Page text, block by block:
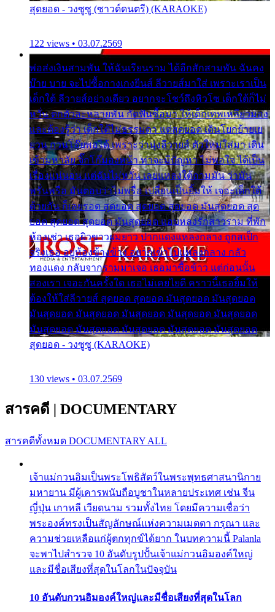
สุดยอด - วงซูซู (ซาวด์ดนตรี) (KARAOKE)
122 views • 03.07.2569
พ่อส่งเงินสามพัน ให้ฉันเรียนราม ได้อีกสักสามพัน ฉันคง
บ๊าย บาย จะไปซื้อกางเกงยีนส์ ลีวายส์มาใส่ เพราะเราเป็น
เด็กใต้ ลีวายส์อย่างเดียว อยากจะโชว์ถึงหิวโซ เด็กใต้ก็ไม่
หวั่น ตกตัวละหลายพัน กัดฟันซื้อมา ให้เด็กเทพเหลียวมอง
และต้องรู้ว่า เด็กใต้ไม่ธรรมดา แต่สุดยอด เดินโยกย้ายเย
ยวน กวนโอ๊ยพอได้ เพราะว่านุ่งลีวายส์ ตัวใหม่ใส่มา เดิน
เข้ามหาลัย จิ๊กโก๊มองหน้า ท่าจะมีปัญหา ไม่พอใจ ได้เป็น
เรื่องแน่นอน แต่ฉันไม่หวั่น เลยแหลงใต้ถามมัน ว่ามัน
พรั่นพรือ มันตอบว่าไม่พรื่อ เปลี่ยนเป็นยิ้มให้ เจอะเด็กใต้
ด้วยกัน ก็เลยรอด สุดยอด สุดยอด สุดยอด มันสุดยอด สุด
ยอด สุดยอด สุดยอด มันสุดยอด แอบหลงรักสาวราม ที่พัก
ห้องเช่า เธอผิวขาวผมยาว ปากแดงแหลงกลาง ถูกสเป็ก
จริงเธอ อยู่ห้องข้างข้าง อยากเข้าไปแหลงกลาง กลัว
ทองแดง กลับจากรามมาเจอ เธอมาซื้อข้าว แต่ก่อนนั้น
สองเรา เจอะกันครั้งใด เธอไม่เคยไยดี คราวนี้เธอยิ้มให้
ต้องให้ใส่ลีวายส์ สุดยอด สุดยอด มันสุดยอด มันสุดยอด
มันสุดยอด มันสุดยอด มันสุดยอด มันสุดยอด มันสุดยอด
มันสุดยอด มันสุดยอด มันสุดยอด มันสุดยอด มันสุดยอด
สุดยอด - วงซูซู (KARAOKE)
130 views • 03.07.2569
สารคดี | DOCUMENTARY
สารคดีทั้งหมด DOCUMENTARY ALL
เจ้าแม่กวนอิมเป็นพระโพธิสัตว์ในพระพุทธศาสนานิกาย
มหายาน มีผู้เคารพนับถือบูชาในหลายประเทศ เช่น จีน
ญี่ปุ่น เกาหลี เวียดนาม รวมทั้งไทย โดยมีความเชื่อว่า
พระองค์ทรงเป็นสัญลักษณ์แห่งความเมตตา กรุณา และ
ความช่วยเหลือแก่ผู้ตกทุกข์ได้ยาก ในบทความนี้ Palanla
จะพาไปสำรวจ 10 อันดับรูปปั้นเจ้าแม่กวนอิมองค์ใหญ่
และมีชื่อเสียงที่สุดในโลกในปัจจุบัน
10 อันดับกวนอิมองค์ใหญ่และมีชื่อเสียงที่สุดในโลก